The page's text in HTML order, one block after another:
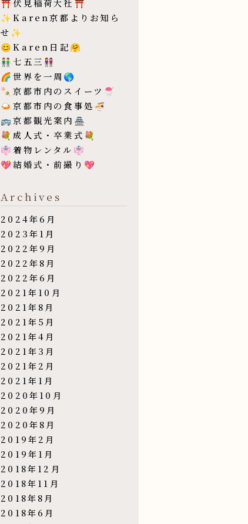
⛩伏見稲荷大社⛩
✨Karen京都よりお知ら
せ✨
😊Karen日記🤗
👬七五三👭
🌈世界を一周🌎
🍡京都市内のスイーツ🍧
🍛京都市内の食事処🍜
🚌京都観光案内🏯
💐成人式・卒業式💐
👘着物レンタル👘
💖結婚式・前撮り💖
Archives
2024年6月
2023年1月
2022年9月
2022年8月
2022年6月
2021年10月
2021年8月
2021年5月
2021年4月
2021年3月
2021年2月
2021年1月
2020年10月
2020年9月
2020年8月
2019年2月
2019年1月
2018年12月
2018年11月
2018年8月
2018年6月